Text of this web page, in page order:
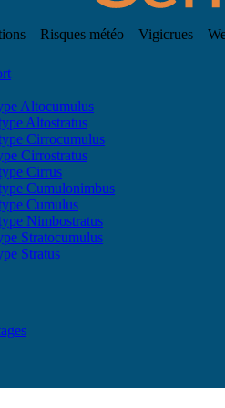
– Risques météo – Vigicrues –
Altocumulus
Altostratus
Cirrocumulus
Cirrostratus
Cirrus
Cumulonimbus
Cumulus
Nimbostratus
Stratocumulus
Stratus